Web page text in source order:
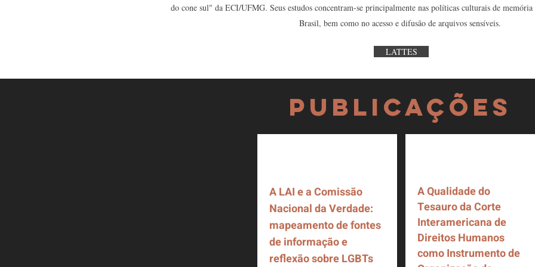
do cone sul" da ECI/UFMG. Seus estudos concentram-se principalmente nas políticas culturais de
Brasil, bem como no acesso e difusão de arquivos sensíveis.
LATTES
publicações
A LAI e a Comissão
Nacional da Verdade:
mapeamento de fontes
de informação e
reflexão sobre LGBTs
A Qualidade do
Tesauro da Corte
Interamericana de
Direitos Humanos
como Instrumento de